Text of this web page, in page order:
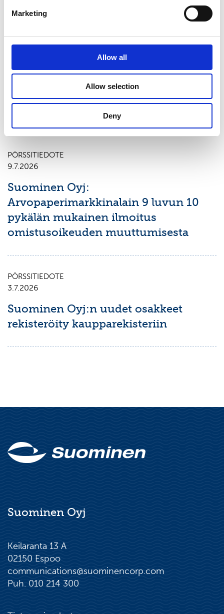
Marketing
Allow all
Allow selection
Deny
Viimeisimmät uutiset
7.8.2026
Suominen Oyj:n puolivuosikatsaus
PÖRSSITIEDOTE
9.7.2026
Suominen Oyj:
Arvopaperimarkkinalain 9 luvun 10
pykälän mukainen ilmoitus
omistusoikeuden muuttumisesta
PÖRSSITIEDOTE
3.7.2026
Suominen Oyj:n uudet osakkeet
rekisteröity kaupparekisteriin
Suominen Oyj
Keilaranta 13 A
02150 Espoo
communications@suominencorp.com
Puh. 010 214 300